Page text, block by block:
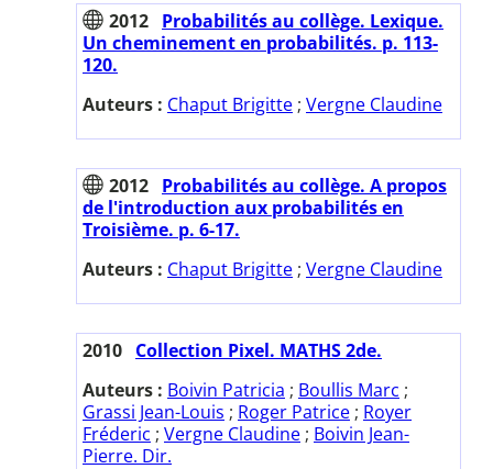
2012 Probabilités au collège. Lexique.
Un cheminement en probabilités. p. 113-
120.
Auteurs : Chaput Brigitte ; Vergne Claudine
2012 Probabilités au collège. A propos
de l'introduction aux probabilités en
Troisième. p. 6-17.
Auteurs : Chaput Brigitte ; Vergne Claudine
2010 Collection Pixel. MATHS 2de.
Auteurs : Boivin Patricia ; Boullis Marc ;
Grassi Jean-Louis ; Roger Patrice ; Royer
Fréderic ; Vergne Claudine ; Boivin Jean-
Pierre. Dir.